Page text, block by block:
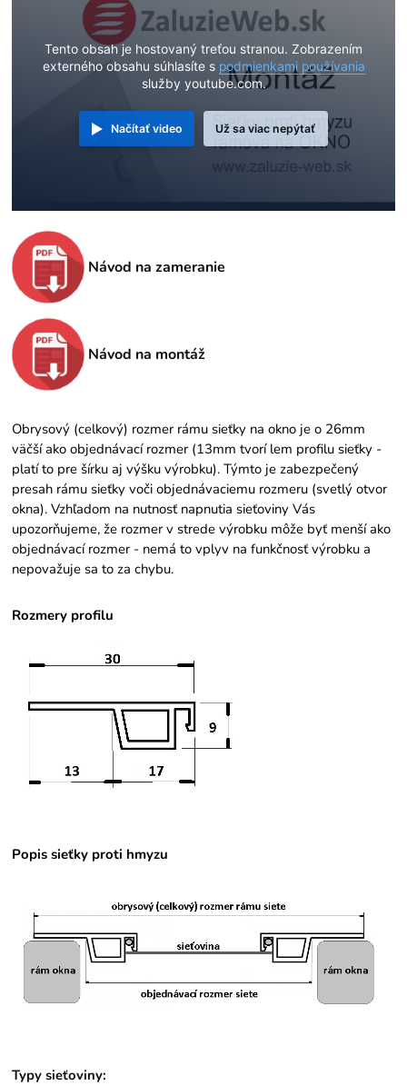
Tento obsah je hostovaný treťou stranou. Zobrazením
externého obsahu súhlasíte s podmienkami používania
služby youtube.com.
Načítať video Už sa viac nepýtať
Návod na zameranie
Návod na montáž
Obrysový (celkový) rozmer rámu sieťky na okno je o 26mm
väčší ako objednávací rozmer (13mm tvorí lem profilu sieťky -
platí to pre šírku aj výšku výrobku). Týmto je zabezpečený
presah rámu sieťky voči objednávaciemu rozmeru (svetlý otvor
okna). Vzhľadom na nutnosť napnutia sieťoviny Vás
upozorňujeme, že rozmer v strede výrobku môže byť menší ako
objednávací rozmer - nemá to vplyv na funkčnosť výrobku a
nepovažuje sa to za chybu.
Rozmery profilu
Popis sieťky proti hmyzu
Typy sieťoviny: